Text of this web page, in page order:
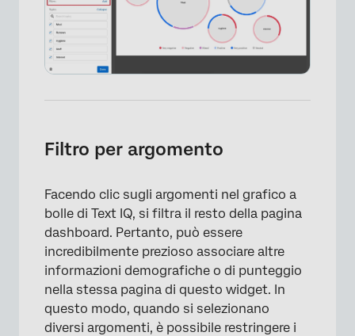
×
Filtro per argomento
Facendo clic sugli argomenti nel grafico a
bolle di Text IQ, si filtra il resto della pagina
dashboard. Pertanto, può essere
incredibilmente prezioso associare altre
informazioni demografiche o di punteggio
nella stessa pagina di questo widget. In
questo modo, quando si selezionano
diversi argomenti, è possibile restringere i